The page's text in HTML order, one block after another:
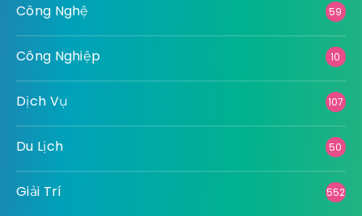
Công Nghệ 59
Công Nghiệp 10
Dịch Vụ 107
Du Lịch 50
Giải Trí 552